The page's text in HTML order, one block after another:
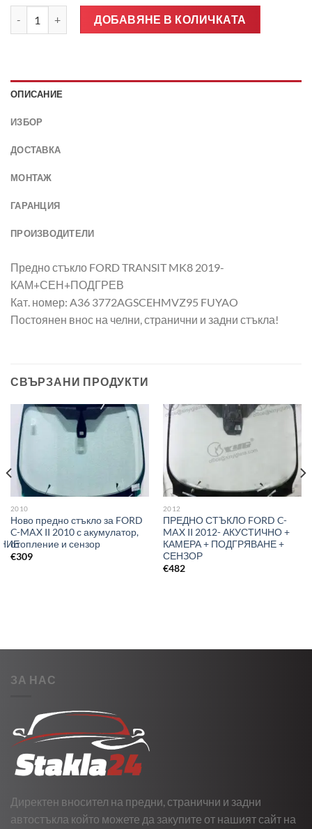
количество за Предно стъкло FORD TRANSIT MK8 2019-
ДОБАВЯНЕ В КОЛИЧКАТА
ОПИСАНИЕ
ИЗБОР
ДОСТАВКА
МОНТАЖ
ГАРАНЦИЯ
ПРОИЗВОДИТЕЛИ
Предно стъкло FORD TRANSIT MK8 2019-
КАМ+СЕН+ПОДГРЕВ
Кат. номер: A36 3772AGSCEHMVZ95 FUYAO
Постоянен внос на челни, странични и задни стъкла!
СВЪРЗАНИ ПРОДУКТИ
2010
Ново предно стъкло за FORD
C-MAX II 2010 с акумулатор,
отопление и сензор
€309
2012
ПРЕДНО СТЪКЛО FORD C-
MAX II 2012- АКУСТИЧНО +
КАМЕРА + ПОДГРЯВАНЕ +
СЕНЗОР
€482
ЗА НАС
Директен вносител на предни, странични и задни
автостъкла който можете да закупите от нашият сайт на